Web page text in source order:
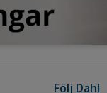
Följ Dahl